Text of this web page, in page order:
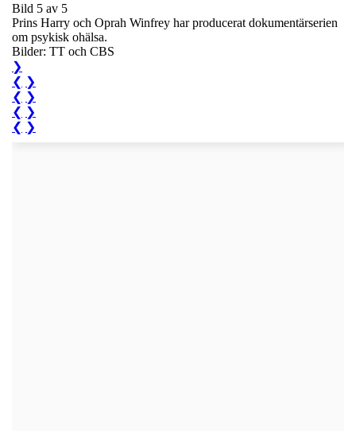
Bild 5 av 5
Prins Harry och Oprah Winfrey har producerat dokumentärserien
om psykisk ohälsa.
Bilder: TT och CBS
❯
❮ ❯
❮ ❯
❮ ❯
❮ ❯